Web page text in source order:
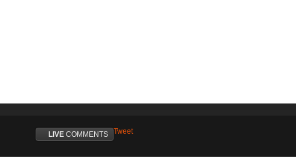
Tweet
LIVE COMMENTS